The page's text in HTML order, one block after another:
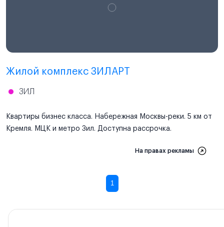
Жилой комплекс ЗИЛАРТ
ЗИЛ
Квартиры бизнес класса. Набережная Москвы-реки. 5 км от
Кремля. МЦК и метро Зил. Доступна рассрочка.
На правах рекламы
1